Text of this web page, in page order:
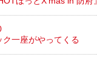
一座がやってくる